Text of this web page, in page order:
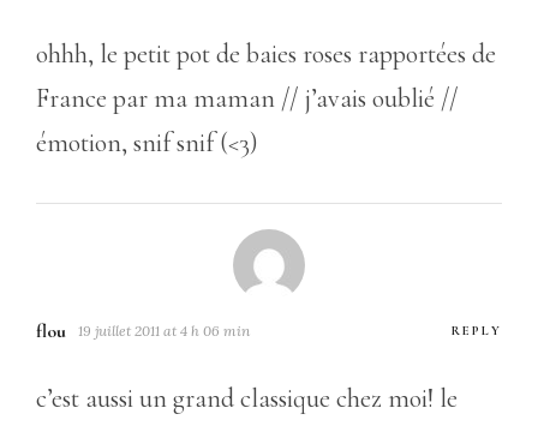
ohhh, le petit pot de baies roses rapportées de
France par ma maman // j’avais oublié //
émotion, snif snif (<3)
flou 19 juillet 2011 at 4 h 06 min REPLY
c’est aussi un grand classique chez moi! le